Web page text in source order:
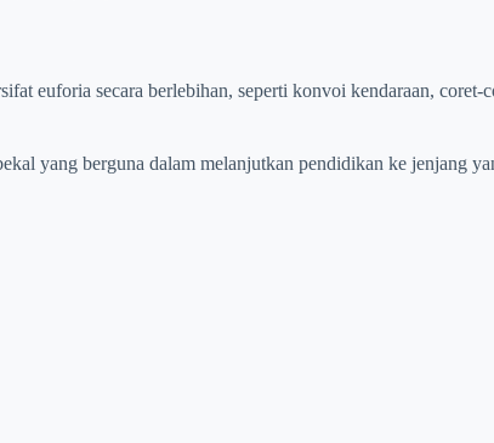
euforia secara berlebihan, seperti konvoi kendaraan, coret-
yang berguna dalam melanjutkan pendidikan ke jenjang